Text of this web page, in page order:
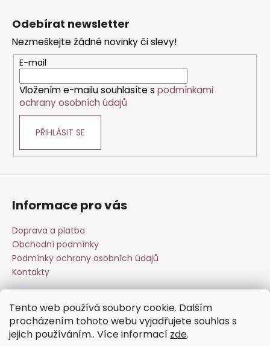
Tento web používá soubory cookie. Dalším
procházením tohoto webu vyjadřujete souhlas s
jejich používáním.. Více informací zde.
Odebírat newsletter
Nezmeškejte žádné novinky či slevy!
E-mail
Vložením e-mailu souhlasíte s podmínkami
ochrany osobních údajů
PŘIHLÁSIT SE
Informace pro vás
Doprava a platba
Obchodní podmínky
Podmínky ochrany osobních údajů
Kontakty
Přijímáme online platby